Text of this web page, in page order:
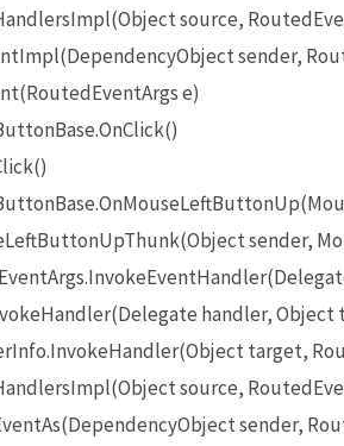
source,
sender,
e)
sender,
handler, Object
target,
source,
sender,